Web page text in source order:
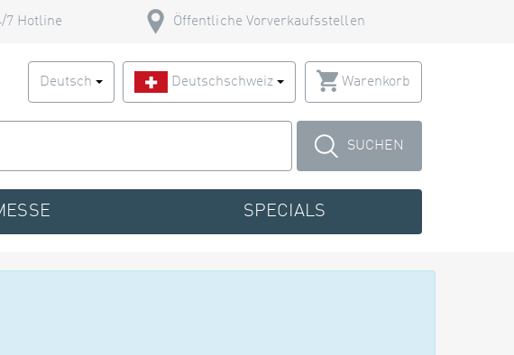
7 Hotline Öffentliche Vorverkaufsstellen
Deutsch Deutschschweiz Warenkorb
SUCHEN
SPECIALS